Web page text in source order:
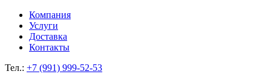
Компания
Услуги
Доставка
Контакты
Тел.: +7 (991) 999-52-53